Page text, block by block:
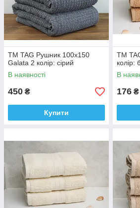
ТМ TAG Рушник 100х150
Galata 2 колір: сірий
В наявності
450 ₴
Купити
ТМ
колір:
В
176 ₴